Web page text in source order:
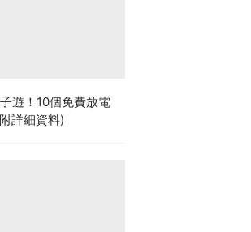
遊！10個免費放電
詳細資料)